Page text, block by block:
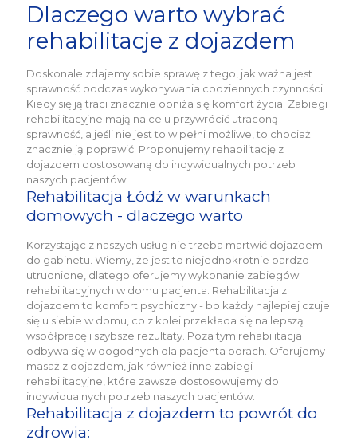
Dlaczego warto wybrać
rehabilitacje z dojazdem
Doskonale zdajemy sobie sprawę z tego, jak ważna jest
sprawność podczas wykonywania codziennych czynności.
Kiedy się ją traci znacznie obniża się komfort życia. Zabiegi
rehabilitacyjne mają na celu przywrócić utraconą
sprawność, a jeśli nie jest to w pełni możliwe, to chociaż
znacznie ją poprawić. Proponujemy rehabilitację z
dojazdem dostosowaną do indywidualnych potrzeb
naszych pacjentów.
Rehabilitacja Łódź w warunkach
domowych - dlaczego warto
Korzystając z naszych usług nie trzeba martwić dojazdem
do gabinetu. Wiemy, że jest to niejednokrotnie bardzo
utrudnione, dlatego oferujemy wykonanie zabiegów
rehabilitacyjnych w domu pacjenta. Rehabilitacja z
dojazdem to komfort psychiczny - bo każdy najlepiej czuje
się u siebie w domu, co z kolei przekłada się na lepszą
współpracę i szybsze rezultaty. Poza tym rehabilitacja
odbywa się w dogodnych dla pacjenta porach. Oferujemy
masaż z dojazdem, jak również inne zabiegi
rehabilitacyjne, które zawsze dostosowujemy do
indywidualnych potrzeb naszych pacjentów.
Rehabilitacja z dojazdem to powrót do
zdrowia: